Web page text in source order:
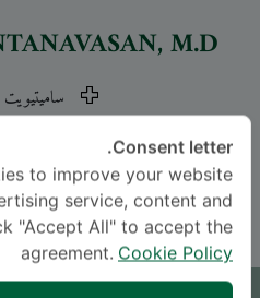
, M.D.
CHINESE
Consent letter.
to improve your website
service, content and
"Accept All" to accept the
agreement. Cookie Policy